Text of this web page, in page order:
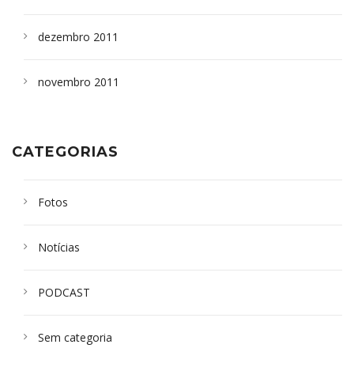
dezembro 2011
novembro 2011
CATEGORIAS
Fotos
Notícias
PODCAST
Sem categoria